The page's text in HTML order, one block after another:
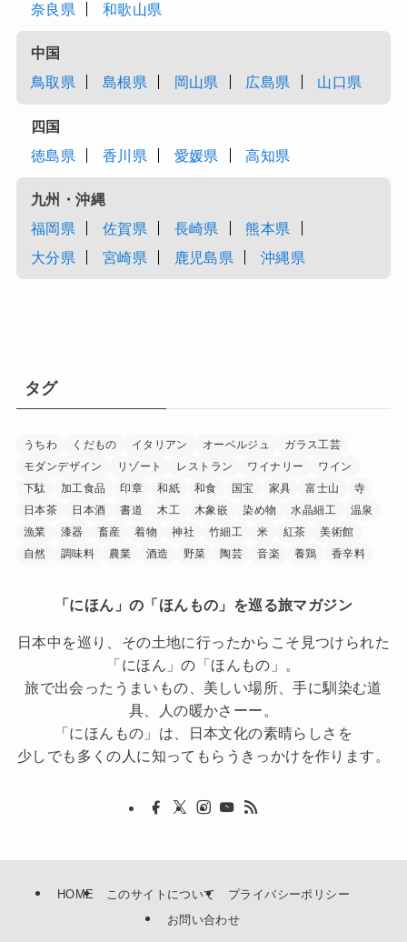
奈良県
和歌山県
中国
鳥取県
島根県 岡山県 広島県 山口県
四国
徳島県
香川県 愛媛県 高知県
九州・沖縄
福岡県
佐賀県 長崎県
熊本県
大分県
宮崎県 鹿児島県 沖縄県
タグ
うちわ くだもの イタリアン オーベルジュ
ガラス工芸
モダンデザイン
リゾート レストラン ワイナリー
ワイン
下駄
加工食品 印章 和紙 和食 国宝 家具 富士山
寺
日本茶
日本酒 書道 木工 木象嵌 染め物 水晶細工
温泉
漁業
漆器 畜産 着物 神社 竹細工 米 紅茶
美術館
自然
調味料 農業 酒造 野菜 陶芸 音楽 養鶏 香辛料
「にほん」の「ほんもの」を巡る旅マガジン
日本中を巡り、その土地に行ったからこそ見つけられた
「にほん」の「ほんもの」。
旅で出会ったうまいもの、美しい場所、手に馴染む道
具、人の暖かさーー。
「にほんもの」は、日本文化の素晴らしさを
少しでも多くの人に知ってもらうきっかけを作ります。
HOME このサイトについて
プライバシーポリシー
お問い合わせ